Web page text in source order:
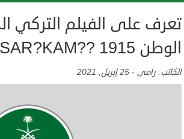
تعرف على الفيلم التركي
الوطن EVE D?NÜ? SAR?KAM?? 1915
الكاتب: رامي - 25 إبريل, 2021